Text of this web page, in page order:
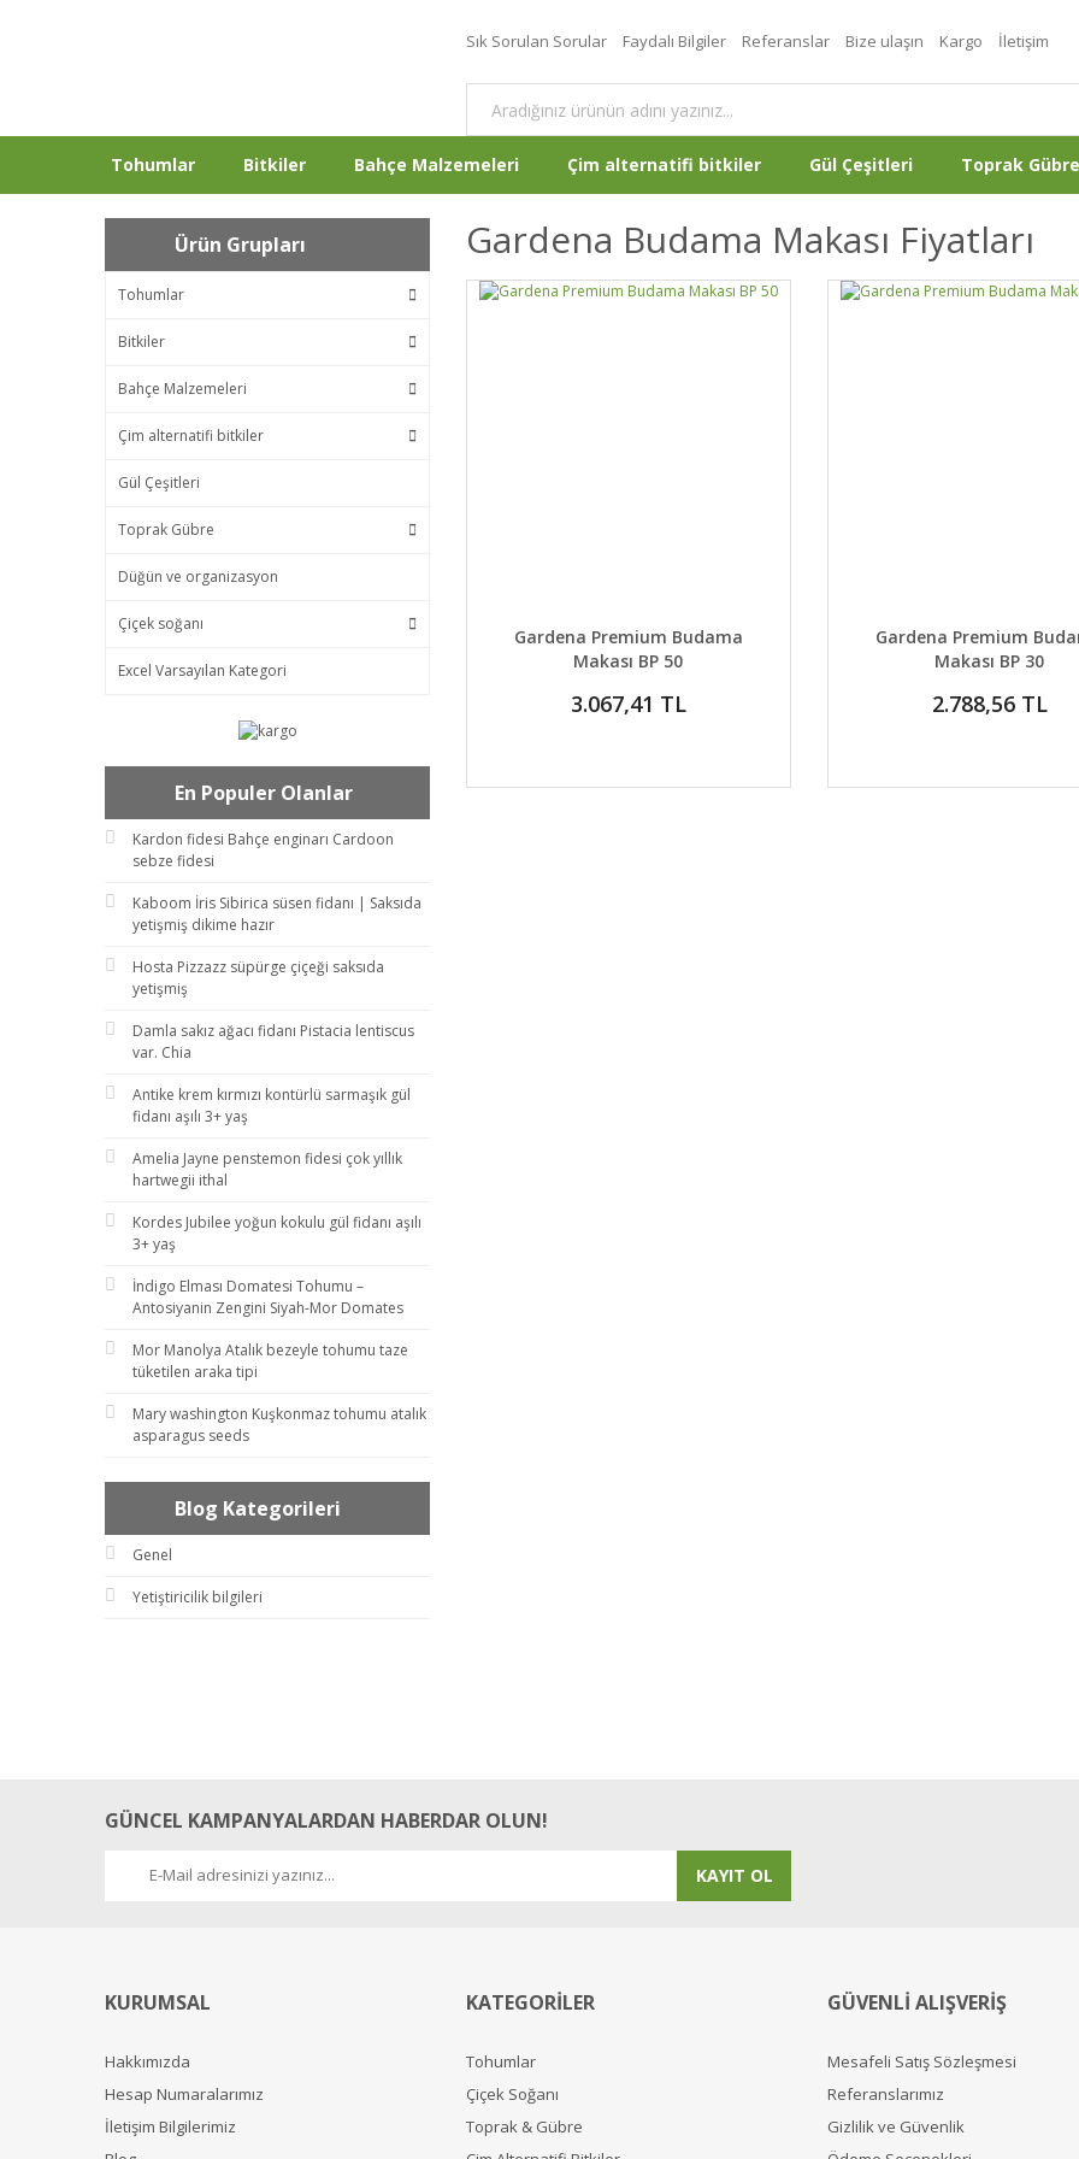
Sık Sorulan Sorular Faydalı Bilgiler Referanslar Bize ulaşın Kargo İletişim
Tohumlar Bitkiler Bahçe Malzemeleri Çim alternatifi bitkiler Gül Çeşitleri Toprak Gübre
Ürün Grupları
Tohumlar
Bitkiler
Bahçe Malzemeleri
Çim alternatifi bitkiler
Gül Çeşitleri
Toprak Gübre
Düğün ve organizasyon
Çiçek soğanı
Excel Varsayılan Kategori
En Populer Olanlar
Kardon fidesi Bahçe enginarı Cardoon
sebze fidesi
Kaboom İris Sibirica süsen fidanı | Saksıda
yetişmiş dikime hazır
Hosta Pizzazz süpürge çiçeği saksıda
yetişmiş
Damla sakız ağacı fidanı Pistacia lentiscus
var. Chia
Antike krem kırmızı kontürlü sarmaşık gül
fidanı aşılı 3+ yaş
Amelia Jayne penstemon fidesi çok yıllık
hartwegii ithal
Kordes Jubilee yoğun kokulu gül fidanı aşılı
3+ yaş
İndigo Elması Domatesi Tohumu –
Antosiyanin Zengini Siyah-Mor Domates
Mor Manolya Atalık bezeyle tohumu taze
tüketilen araka tipi
Mary washington Kuşkonmaz tohumu atalık
asparagus seeds
Blog Kategorileri
Genel
Yetiştiricilik bilgileri
Gardena Budama Makası Fiyatları
DETAYLAR GELİNCE HABER VER
Gardena Premium Budama
Makası BP 50
3.067,41 TL
DETAYLAR GELİNCE
Gardena Premium
Makası BP 30
2.788,56 TL
GÜNCEL KAMPANYALARDAN HABERDAR OLUN!
KAYIT OL
KURUMSAL
Hakkımızda
Hesap Numaralarımız
İletişim Bilgilerimiz
KATEGORİLER
Tohumlar
Çiçek Soğanı
Toprak & Gübre
GÜVENLİ ALIŞVERİŞ
Mesafeli Satış Sözleşmesi
Referanslarımız
Gizlilik ve Güvenlik